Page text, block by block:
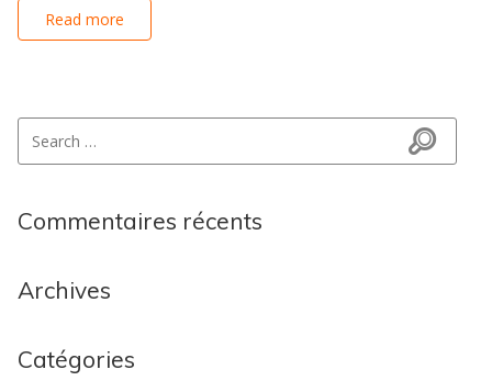
Read more
Search
Commentaires récents
Archives
Catégories